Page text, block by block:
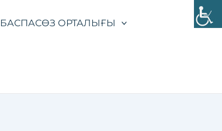
БАСПАСӨЗ ОРТАЛЫҒЫ